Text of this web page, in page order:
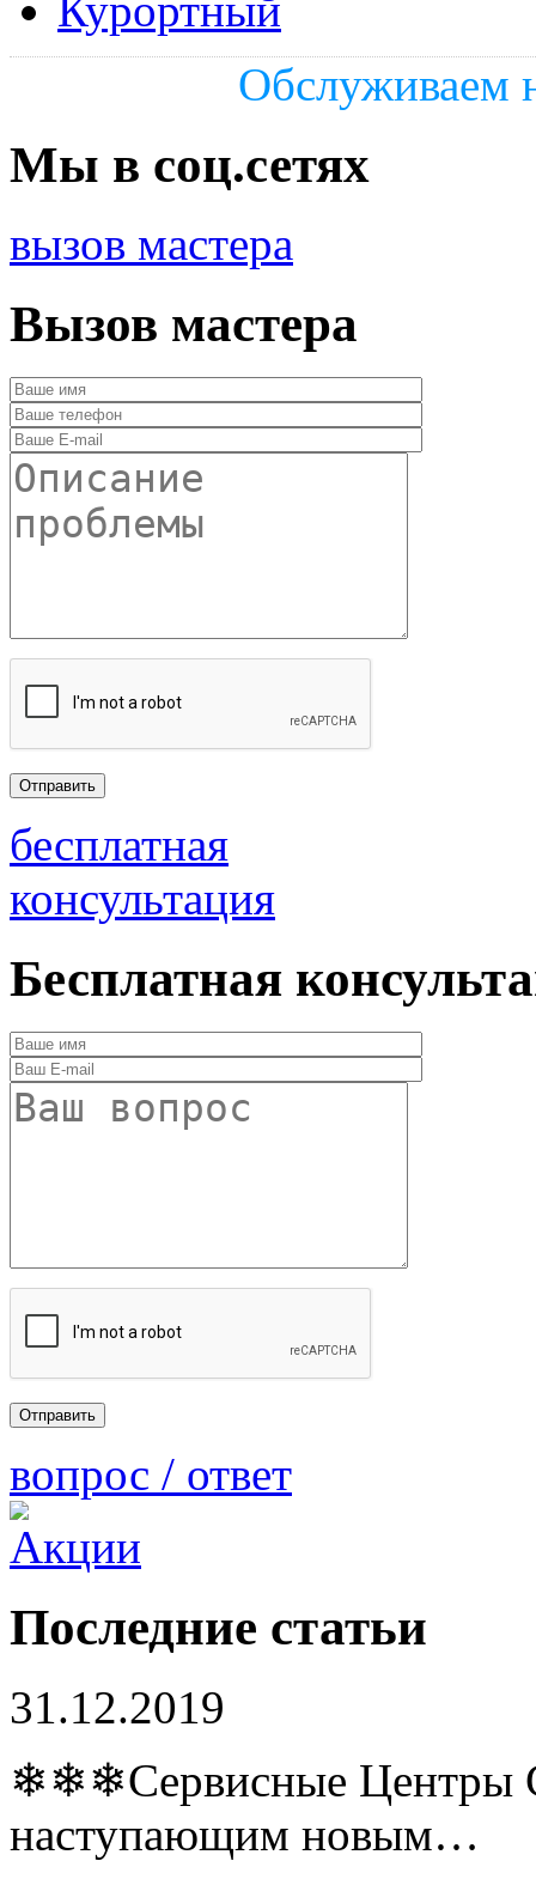
Обслуживаем
Мы в соц.сетях
вызов мастера
Вызов мастера
бесплатная
консультация
Бесплатная
вопрос / ответ
Последние статьи
31.12.2019
❄❄❄Сервисные Центры
наступающим новым…